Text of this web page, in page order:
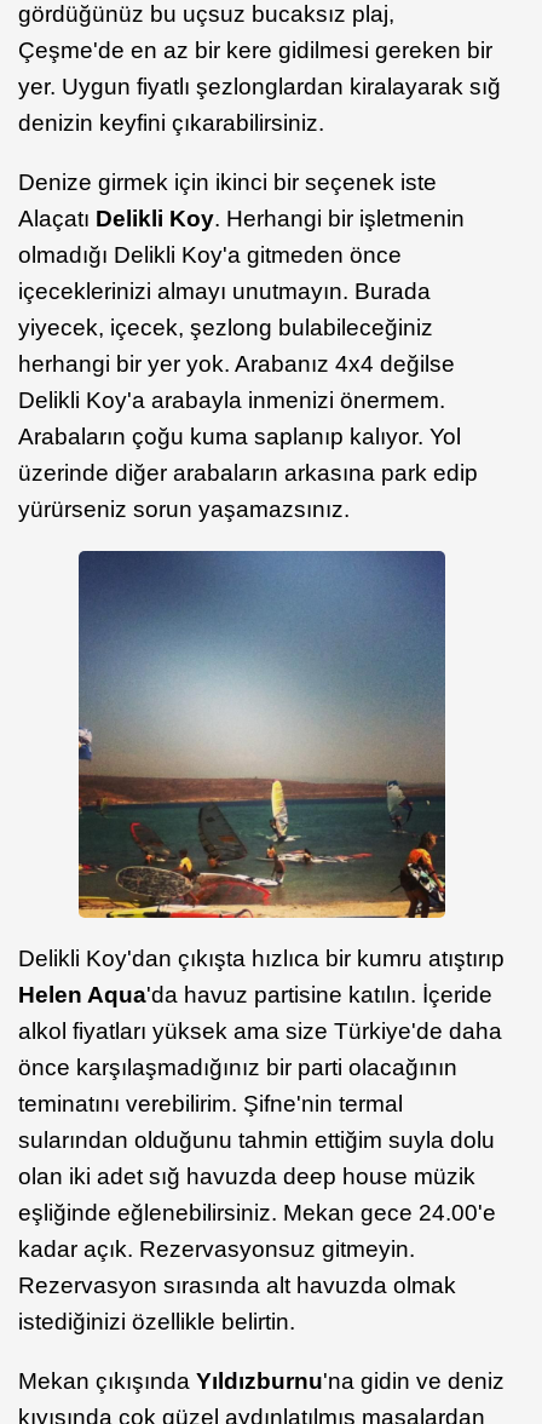
gördüğünüz bu uçsuz bucaksız plaj,
Çeşme'de en az bir kere gidilmesi gereken bir
yer. Uygun fiyatlı şezlonglardan kiralayarak sığ
denizin keyfini çıkarabilirsiniz.
Denize girmek için ikinci bir seçenek iste
Alaçatı Delikli Koy. Herhangi bir işletmenin
olmadığı Delikli Koy'a gitmeden önce
içeceklerinizi almayı unutmayın. Burada
yiyecek, içecek, şezlong bulabileceğiniz
herhangi bir yer yok. Arabanız 4x4 değilse
Delikli Koy'a arabayla inmenizi önermem.
Arabaların çoğu kuma saplanıp kalıyor. Yol
üzerinde diğer arabaların arkasına park edip
yürürseniz sorun yaşamazsınız.
Delikli Koy'dan çıkışta hızlıca bir kumru atıştırıp
Helen Aqua'da havuz partisine katılın. İçeride
alkol fiyatları yüksek ama size Türkiye'de daha
önce karşılaşmadığınız bir parti olacağının
teminatını verebilirim. Şifne'nin termal
sularından olduğunu tahmin ettiğim suyla dolu
olan iki adet sığ havuzda deep house müzik
eşliğinde eğlenebilirsiniz. Mekan gece 24.00'e
kadar açık. Rezervasyonsuz gitmeyin.
Rezervasyon sırasında alt havuzda olmak
istediğinizi özellikle belirtin.
Mekan çıkışında Yıldızburnu'na gidin ve deniz
kıyısında çok güzel aydınlatılmış masalardan